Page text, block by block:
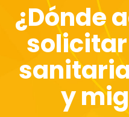
¿Dónde
y